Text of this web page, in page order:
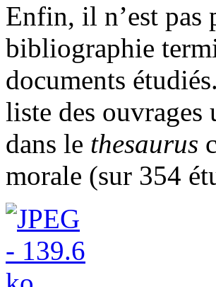
Enfin, il n’est pas
bibliographie
documents
liste des
dans le thesaurus
morale (sur 354